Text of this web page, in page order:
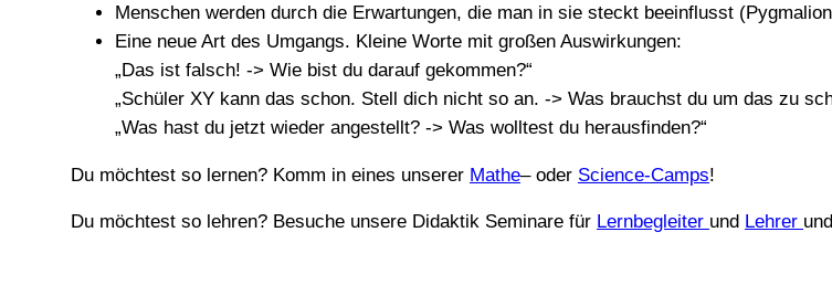
Menschen werden durch die Erwartungen, die man in sie steckt beeinflusst
Eine neue Art des Umgangs. Kleine Worte mit großen Auswirkungen:
„Das ist falsch! -> Wie bist du darauf gekommen?“
„Schüler XY kann das schon. Stell dich nicht so an. -> Was brauchst du um das zu
„Was hast du jetzt wieder angestellt? -> Was wolltest du herausfinden?“
Du möchtest so lernen? Komm in eines unserer Mathe– oder Science-Camps!
Du möchtest so lehren? Besuche unsere Didaktik Seminare für Lernbegleiter und Lehrer